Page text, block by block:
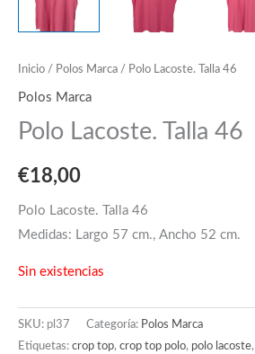
Inicio / Polos Marca / Polo Lacoste. Talla 46
Polos Marca
Polo Lacoste. Talla 46
€18,00
Polo Lacoste. Talla 46
Medidas: Largo 57 cm., Ancho 52 cm.
Sin existencias
SKU: pl37 Categoría: Polos Marca
Etiquetas: crop top, crop top polo, polo lacoste,